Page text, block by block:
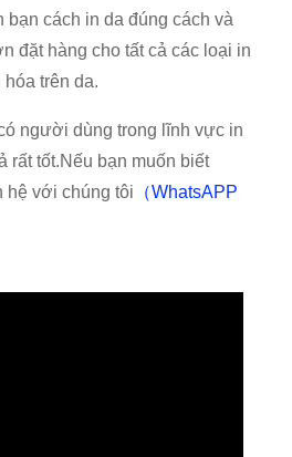
cách in da đúng cách và
đặt hàng cho tất cả các loại in
trên da.
người dùng trong lĩnh vực in
rất tốt.Nếu bạn muốn biết
hệ với chúng tôi （WhatsAPP